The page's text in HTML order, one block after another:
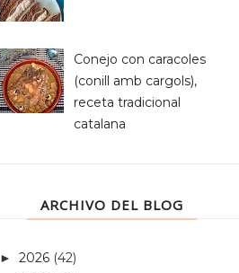
Conejo con caracoles
(conill amb cargols),
receta tradicional
catalana
ARCHIVO DEL BLOG
► 2026 (42)